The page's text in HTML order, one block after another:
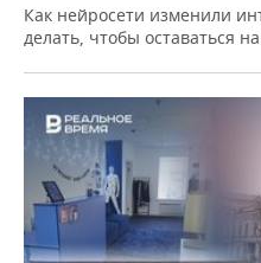
Как нейросети изменили
делать, чтобы оставаться